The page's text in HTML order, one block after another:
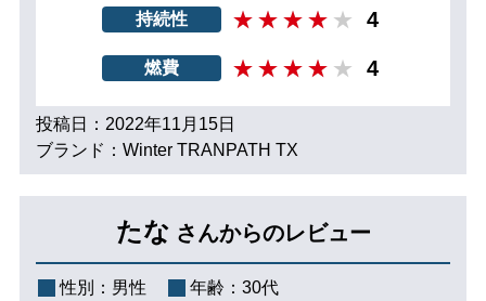
持続性 4
燃費 4
投稿日：2022年11月15日
ブランド：Winter TRANPATH TX
たな さんからのレビュー
性別： 男性 年齢： 30代